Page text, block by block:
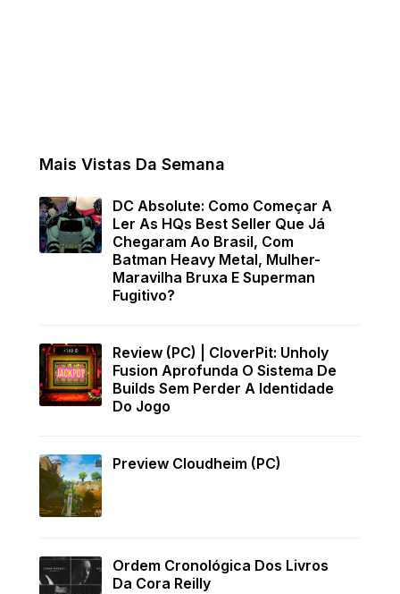
Mais Vistas Da Semana
DC Absolute: Como Começar A
Ler As HQs Best Seller Que Já
Chegaram Ao Brasil, Com
Batman Heavy Metal, Mulher-
Maravilha Bruxa E Superman
Fugitivo?
Review (PC) | CloverPit: Unholy
Fusion Aprofunda O Sistema De
Builds Sem Perder A Identidade
Do Jogo
Preview Cloudheim (PC)
Ordem Cronológica Dos Livros
Da Cora Reilly